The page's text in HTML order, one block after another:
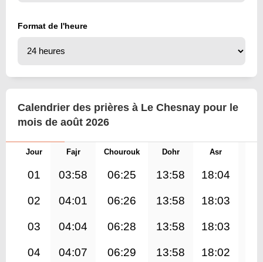
Format de l'heure
Calendrier des prières à Le Chesnay pour le
mois de août 2026
Jour Fajr Chourouk Dohr Asr
01 03:58 06:25 13:58 18:04
02 04:01 06:26 13:58 18:03
03 04:04 06:28 13:58 18:03
04 04:07 06:29 13:58 18:02